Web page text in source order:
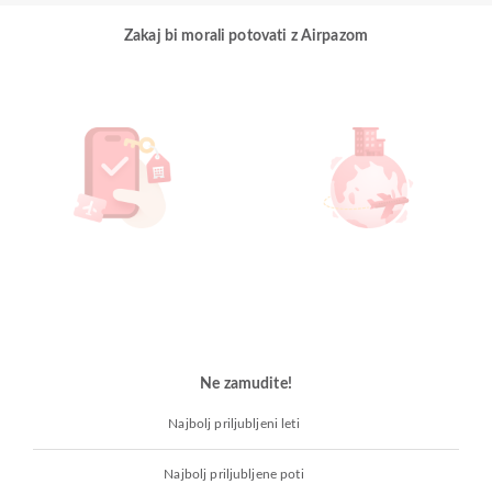
Zakaj bi morali potovati z Airpazom
Ne zamudite!
Najbolj priljubljeni leti
Najbolj priljubljene poti